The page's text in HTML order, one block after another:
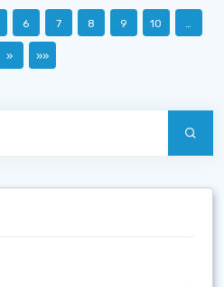
6 7 8 9 10 …
» »»